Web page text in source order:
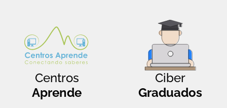
Centros
Aprende
Ciber
Graduados